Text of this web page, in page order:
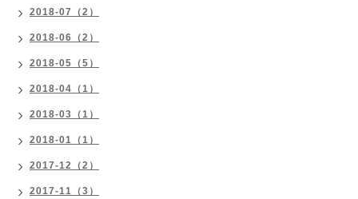
2018-07（2）
2018-06（2）
2018-05（5）
2018-04（1）
2018-03（1）
2018-01（1）
2017-12（2）
2017-11（3）